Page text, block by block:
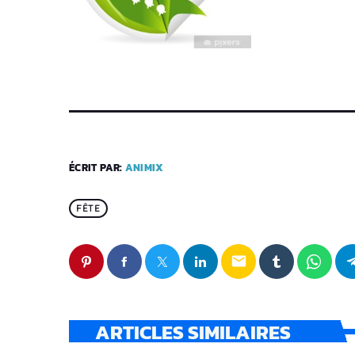
ÉCRIT PAR: ANIMIX
FÊTE
email
ARTICLES SIMILAIRES